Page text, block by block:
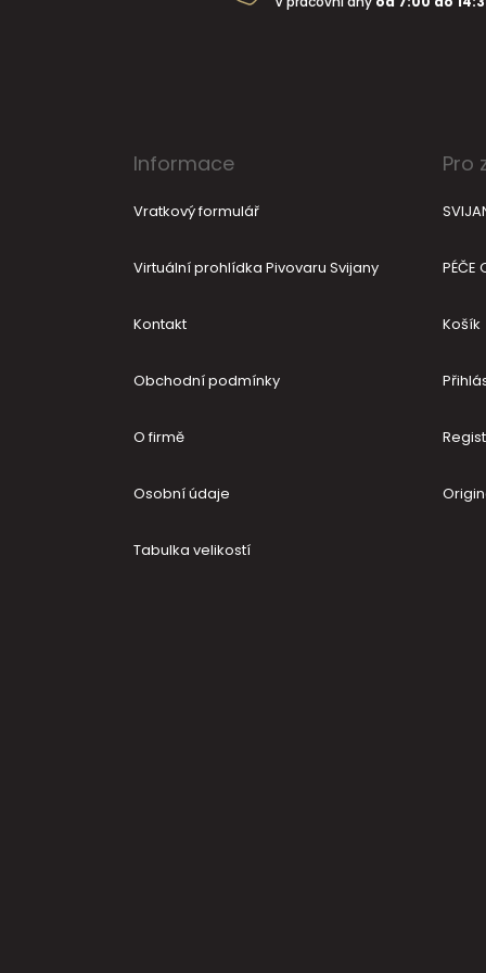
Informace
Vratkový formulář
Virtuální prohlídka Pivovaru Svijany
Kontakt
Obchodní podmínky
O firmě
Osobní údaje
Tabulka velikostí
Pro
PÉČE
Košík